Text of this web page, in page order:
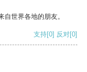
世界各地的朋友。
支持[0] 反对[0]